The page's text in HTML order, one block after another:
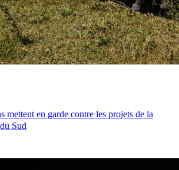
mettent en garde contre les projets de la
Sud